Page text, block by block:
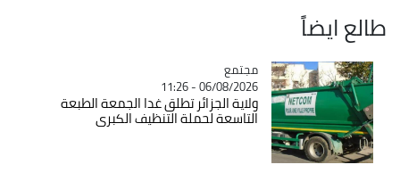
طالع ايضاً
Catégorie
مجتمع
06/08/2026 - 11:26
ولاية الجزائر تطلق غدا الجمعة الطبعة
التاسعة لحملة التنظيف الكبرى